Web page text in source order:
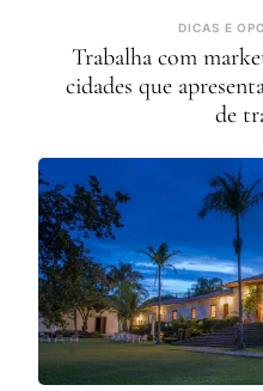
DICAS E
Trabalha com
cidades que
de